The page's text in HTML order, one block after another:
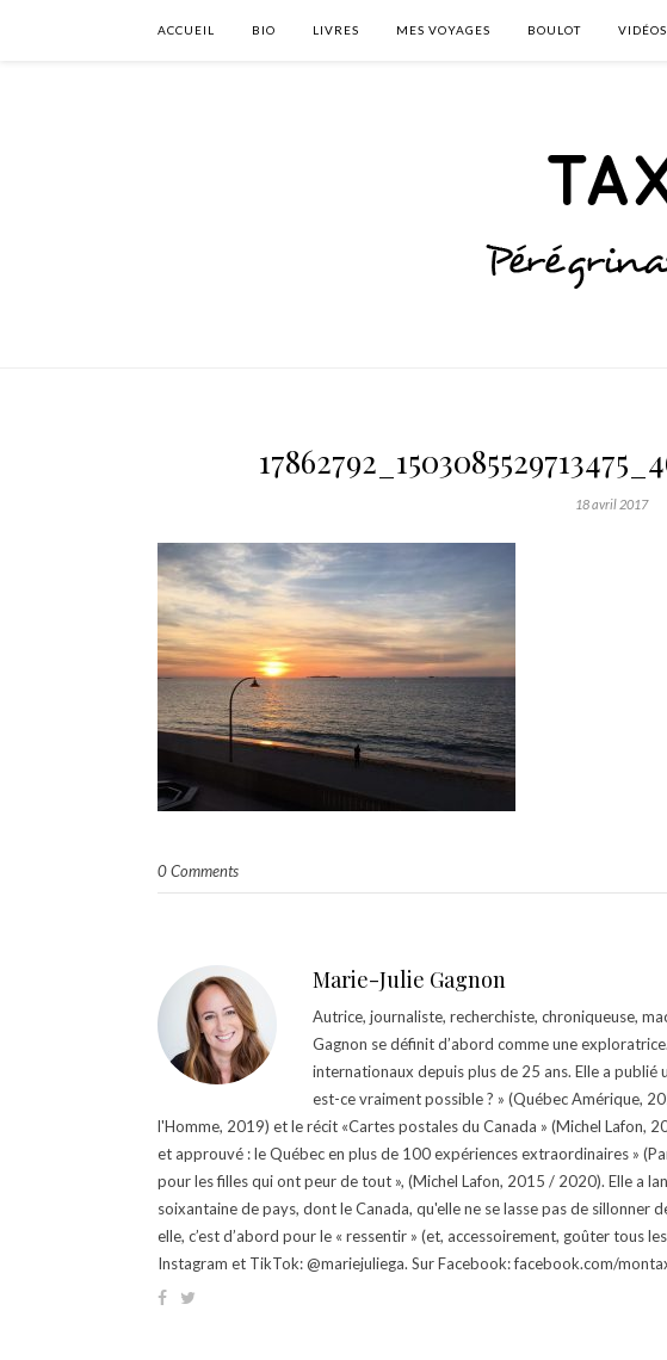
ACCUEIL BIO LIVRES MES VOYAGES BOULOT VIDÉOS
18 avril 2017
0 Comments
Marie-Julie Gagnon
Autrice, journaliste, recherchiste, chroniqueuse,
Gagnon se définit d’abord comme une
internationaux depuis plus de 25 ans. Elle a publié
est-ce vraiment possible ? » (Québec Amérique,
l'Homme, 2019) et le récit «Cartes postales du Canada » (Michel Lafon,
et approuvé : le Québec en plus de 100 expériences extraordinaires »
pour les filles qui ont peur de tout », (Michel Lafon, 2015 / 2020). Elle a
soixantaine de pays, dont le Canada, qu'elle ne se lasse pas de sillonner
elle, c’est d’abord pour le « ressentir » (et, accessoirement, goûter tous
Instagram et TikTok: @mariejuliega. Sur Facebook: facebook.com/